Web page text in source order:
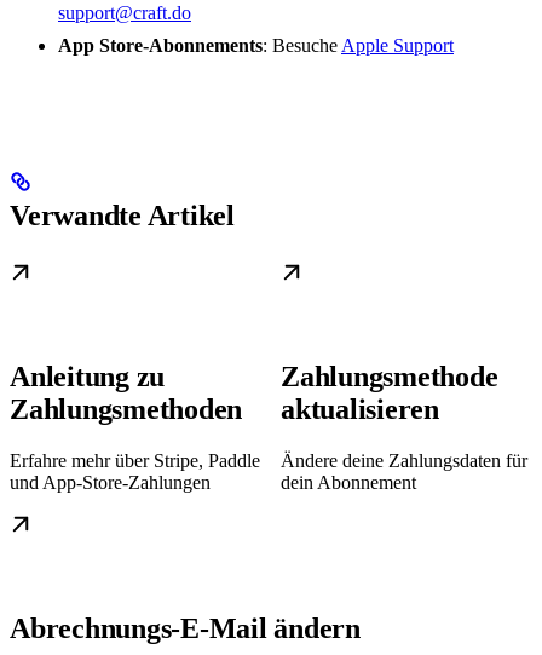
support@craft.do
App Store‑Abonnements: Besuche Apple Support
Verwandte Artikel
Anleitung zu
Zahlungsmethoden
Erfahre mehr über Stripe, Paddle
und App‑Store‑Zahlungen
Zahlungsmethode
aktualisieren
Ändere deine Zahlungsdaten für
dein Abonnement
Abrechnungs‑E‑Mail ändern